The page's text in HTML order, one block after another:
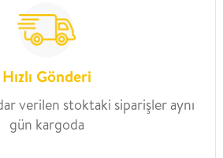
Hızlı Gönderi
verilen stoktaki siparişler aynı
gün kargoda